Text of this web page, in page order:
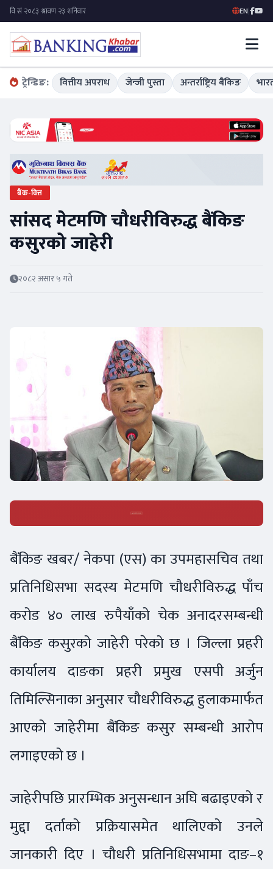
EN|
ट्रेन्डिङ: वित्तीय अपराध जेन्जी पुस्ता अन्तर्राष्ट्रिय बैंकिङ
बैंक-वित्त
सांसद मेटमणि चौधरीविरुद्ध बैंकिङ
कसुरको जाहेरी
२०८२ असार ५ गते
बैंकिङ खबर/ नेकपा (एस) का उपमहासचिव तथा
प्रतिनिधिसभा सदस्य मेटमणि चौधरीविरुद्ध पाँच
करोड ४० लाख रुपैयाँको चेक अनादरसम्बन्धी
बैंकिङ कसुरको जाहेरी परेको छ । जिल्ला प्रहरी
कार्यालय दाङका प्रहरी प्रमुख एसपी अर्जुन
तिमिल्सिनाका अनुसार चौधरीविरुद्ध हुलाकमार्फत
आएको जाहेरीमा बैंकिङ कसुर सम्बन्धी आरोप
लगाइएको छ ।
जाहेरीपछि प्रारम्भिक अनुसन्धान अघि बढाइएको र
मुद्दा दर्ताको प्रक्रियासमेत थालिएको उनले
जानकारी दिए । चौधरी प्रतिनिधिसभामा दाङ–१